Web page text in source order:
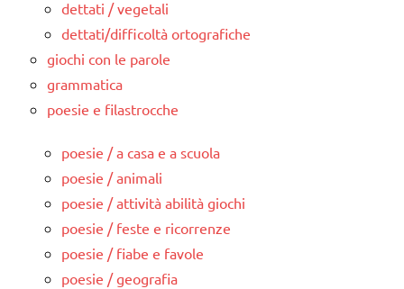
dettati / vegetali
dettati/difficoltà ortografiche
giochi con le parole
grammatica
poesie e filastrocche
poesie / a casa e a scuola
poesie / animali
poesie / attività abilità giochi
poesie / feste e ricorrenze
poesie / fiabe e favole
poesie / geografia